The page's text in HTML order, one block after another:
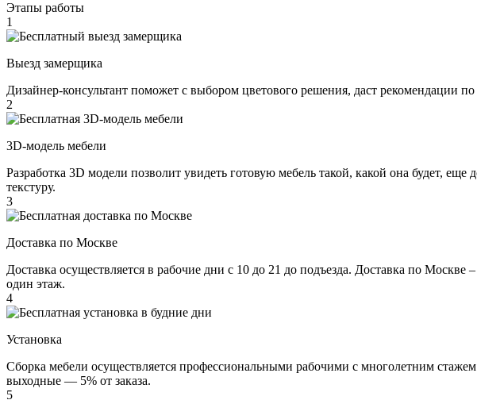
Этапы работы
1
Выезд замерщика
Дизайнер-консультант поможет с выбором цветового решения, даст рекомендации
2
3D-модель мебели
Разработка 3D модели позволит увидеть готовую мебель такой, какой она будет,
текстуру.
3
Доставка по Москве
Доставка осуществляется в рабочие дни с 10 до 21 до подъезда. Доставка по
один этаж.
4
Установка
Сборка мебели осуществляется профессиональными рабочими с многолетним
выходные — 5% от заказа.
5